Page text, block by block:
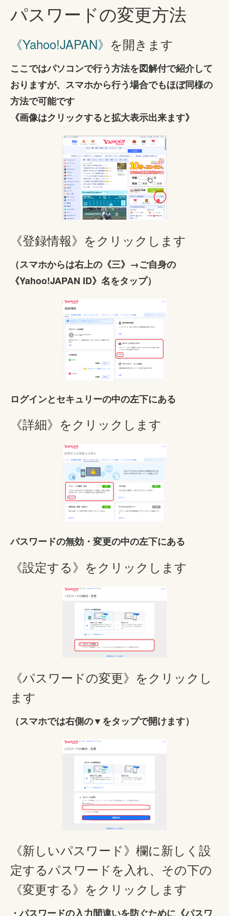
パスワードの変更方法
《Yahoo!JAPAN》 を開きます
ここではパソコンで行う方法を図解付で紹介して
おりますが、スマホから行う場合でもほぼ同様の
方法で可能です
《画像はクリックすると拡大表示出来ます》
《登録情報》をクリックします
（スマホからは右上の《三》→ご自身の
《Yahoo!JAPAN ID》名をタップ）
ログインとセキュリーの中の左下にある
《詳細》をクリックします
パスワードの無効・変更の中の左下にある
《設定する》をクリックします
《パスワードの変更》をクリックし
ます
（スマホでは右側の▼をタップで開けます）
《新しいパスワード》欄に新しく設
定するパスワードを入れ、その下の
《変更する》をクリックします
・パスワードの入力間違いを防ぐために《パスワ